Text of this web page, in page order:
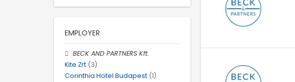
EMPLOYER
BECK AND PARTNERS Kft.
Kite Zrt (3)
Corinthia Hotel Budapest (1)